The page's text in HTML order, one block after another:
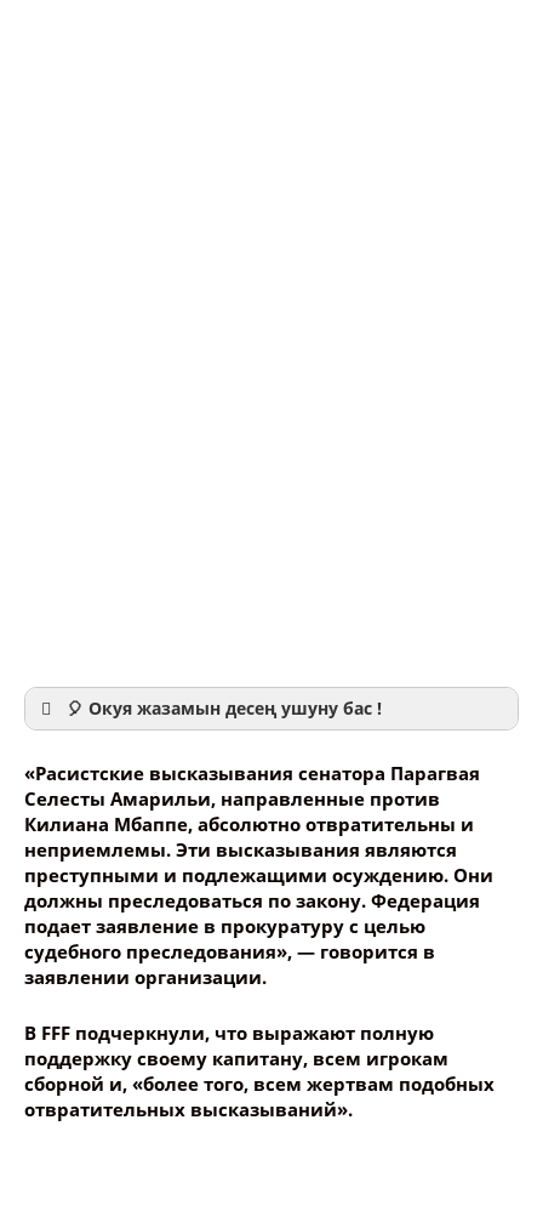
🎈 Окуя жазамын десең ушуну бас !
Ваше имя
Название сообщения
«Расистские высказывания сенатора Парагвая
Селесты Амарильи, направленные против
Килиана Мбаппе, абсолютно отвратительны и
неприемлемы. Эти высказывания являются
преступными и подлежащими осуждению. Они
должны преследоваться по закону. Федерация
подает заявление в прокуратуру с целью
судебного преследования», — говорится в
заявлении организации.
В FFF подчеркнули, что выражают полную
поддержку своему капитану, всем игрокам
сборной и, «более того, всем жертвам подобных
отвратительных высказываний».